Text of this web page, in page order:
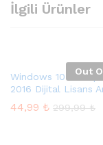
İlgili Ürünler
Out
Windows 10
2016 Dijital Lisans
44,99 ₺ 299,99₺